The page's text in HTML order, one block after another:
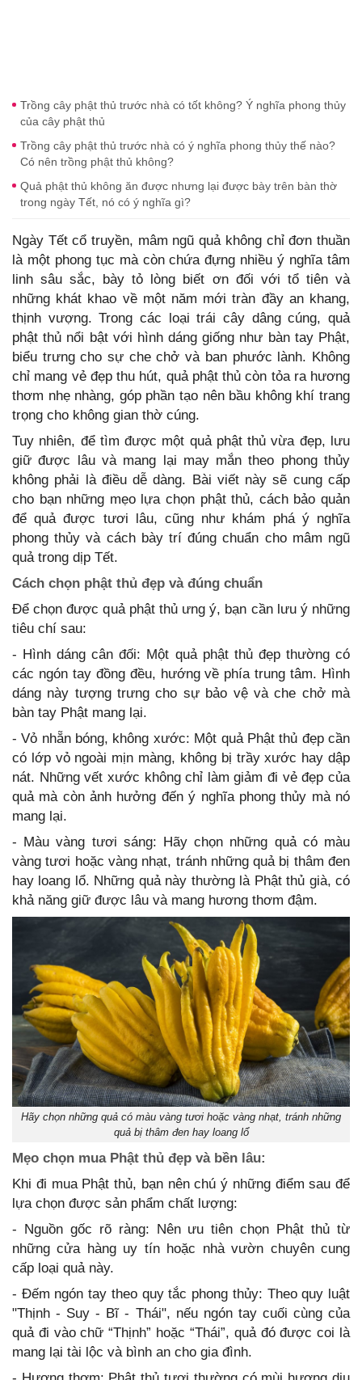
Trồng cây phật thủ trước nhà có tốt không? Ý nghĩa phong thủy
của cây phật thủ
Trồng cây phật thủ trước nhà có ý nghĩa phong thủy thế nào?
Có nên trồng phật thủ không?
Quả phật thủ không ăn được nhưng lại được bày trên bàn thờ
trong ngày Tết, nó có ý nghĩa gì?
Ngày Tết cổ truyền, mâm ngũ quả không chỉ đơn thuần
là một phong tục mà còn chứa đựng nhiều ý nghĩa tâm
linh sâu sắc, bày tỏ lòng biết ơn đối với tổ tiên và
những khát khao về một năm mới tràn đầy an khang,
thịnh vượng. Trong các loại trái cây dâng cúng, quả
phật thủ nổi bật với hình dáng giống như bàn tay Phật,
biểu trưng cho sự che chở và ban phước lành. Không
chỉ mang vẻ đẹp thu hút, quả phật thủ còn tỏa ra hương
thơm nhẹ nhàng, góp phần tạo nên bầu không khí trang
trọng cho không gian thờ cúng.
Tuy nhiên, để tìm được một quả phật thủ vừa đẹp, lưu
giữ được lâu và mang lại may mắn theo phong thủy
không phải là điều dễ dàng. Bài viết này sẽ cung cấp
cho bạn những mẹo lựa chọn phật thủ, cách bảo quản
để quả được tươi lâu, cũng như khám phá ý nghĩa
phong thủy và cách bày trí đúng chuẩn cho mâm ngũ
quả trong dịp Tết.
Cách chọn phật thủ đẹp và đúng chuẩn
Để chọn được quả phật thủ ưng ý, bạn cần lưu ý những
tiêu chí sau:
- Hình dáng cân đối: Một quả phật thủ đẹp thường có
các ngón tay đồng đều, hướng về phía trung tâm. Hình
dáng này tượng trưng cho sự bảo vệ và che chở mà
bàn tay Phật mang lại.
- Vỏ nhẵn bóng, không xước: Một quả Phật thủ đẹp cần
có lớp vỏ ngoài mịn màng, không bị trầy xước hay dập
nát. Những vết xước không chỉ làm giảm đi vẻ đẹp của
quả mà còn ảnh hưởng đến ý nghĩa phong thủy mà nó
mang lại.
- Màu vàng tươi sáng: Hãy chọn những quả có màu
vàng tươi hoặc vàng nhạt, tránh những quả bị thâm đen
hay loang lổ. Những quả này thường là Phật thủ già, có
khả năng giữ được lâu và mang hương thơm đậm.
Hãy chọn những quả có màu vàng tươi hoặc vàng nhạt, tránh những
quả bị thâm đen hay loang lổ
Mẹo chọn mua Phật thủ đẹp và bền lâu:
Khi đi mua Phật thủ, bạn nên chú ý những điểm sau để
lựa chọn được sản phẩm chất lượng:
- Nguồn gốc rõ ràng: Nên ưu tiên chọn Phật thủ từ
những cửa hàng uy tín hoặc nhà vườn chuyên cung
cấp loại quả này.
- Đếm ngón tay theo quy tắc phong thủy: Theo quy luật
"Thịnh - Suy - Bĩ - Thái", nếu ngón tay cuối cùng của
quả đi vào chữ “Thịnh” hoặc “Thái”, quả đó được coi là
mang lại tài lộc và bình an cho gia đình.